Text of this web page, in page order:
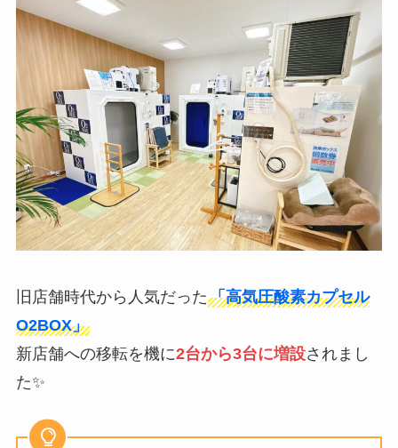
旧店舗時代から人気だった「高気圧酸素カプセル
O2BOX」
新店舗への移転を機に2台から3台に増設されまし
た✨